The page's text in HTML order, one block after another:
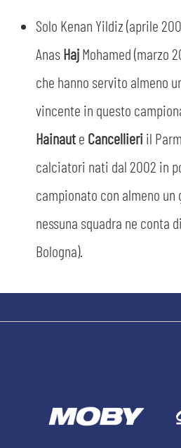
Solo Kenan Yildiz (aprile
AnasHajMohamed (marzo
che hanno servito almeno
vincente in questo
Hainaute Cancellieriil
calciatori nati dal 2002 in
campionato con almeno un
nessuna squadra ne conta
Bologna).